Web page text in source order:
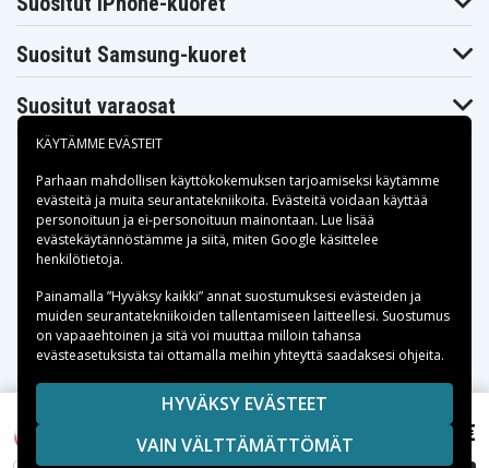
677390 laitteelle Fluke, 7.2V, 3600 mAh 41,27 €
Suositut Samsung-kuoret
Suositut varaosat
Maksuvaihtoehdot
Toimitusvaihtoehdot
Copyright © 2026, Spares Nordic AB
SIVULLA MAINITUT TAVARAMERKIT OVAT OMISTAJIENSA
OMAISUUTTA.
KÄYTÄMME EVÄSTEIT
Parhaan mahdollisen käyttökokemuksen tarjoamiseksi käytämme
evästeitä ja muita seurantatekniikoita. Evästeitä voidaan käyttää
personoituun ja ei-personoituun mainontaan. Lue lisää
evästekäytännöstämme ja siitä, miten Google käsittelee
henkilötietoja.
Painamalla ”Hyväksy kaikki” annat suostumuksesi evästeiden ja
muiden seurantatekniikoiden tallentamiseen laitteellesi. Suostumus
on vapaaehtoinen ja sitä voi muuttaa milloin tahansa
evästeasetuksista tai ottamalla meihin yhteyttä saadaksesi ohjeita.
HYVÄKSY EVÄSTEET
VAIN VÄLTTÄMÄTTÖMÄT